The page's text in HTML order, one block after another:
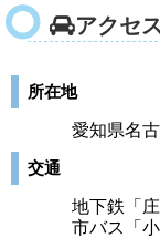
アクセス
所在地
愛知県名
交通
地下鉄「
市バス「